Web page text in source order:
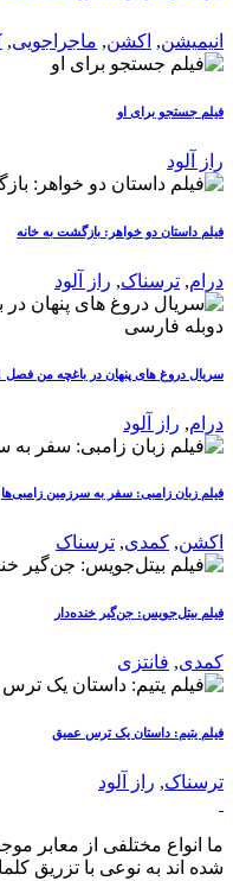
انیمیشن, اکشن, ماجراجویی,
فیلم جستجو برای او
راز آلود
فیلم داستان دو خواهر: بازگشت به خانه
درام, ترسناک, راز آلود
سریال دروغ های پنهان در باغچه من فصل 1 قسمت 1 - دانلود دوبله فارسی
درام, راز آلود
فیلم زبان زامبی: سفر به سرزمین زامبی‌ها
اکشن, کمدی, ترسناک
فیلم بیتل‌جویس: جن‌گیر خنده‌دار
کمدی, فانتزی
فیلم یتیم: داستان یک ترس عمیق
ترسناک, راز آلود
ما انواع مختلفی از معابر
شده اند به نوعی با تزریق